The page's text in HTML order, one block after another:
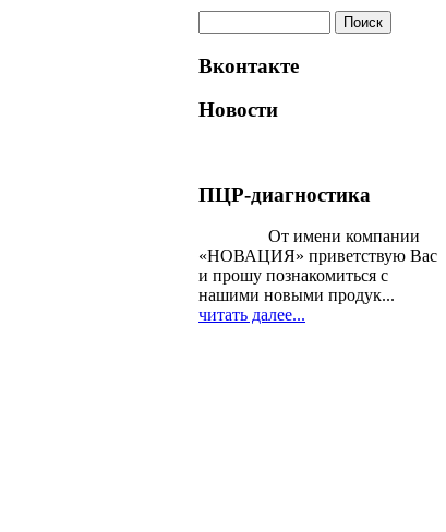
Вконтакте
Новости
ПЦР-диагностика
От имени компании
«НОВАЦИЯ» приветствую Вас
и прошу познакомиться с
нашими новыми продук...
читать далее...